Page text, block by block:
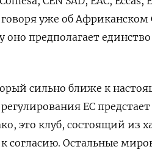
уже об Африканском
предполагает
сильно ближе к
ЕС
это клуб, состоящий из
согласию. Остальные